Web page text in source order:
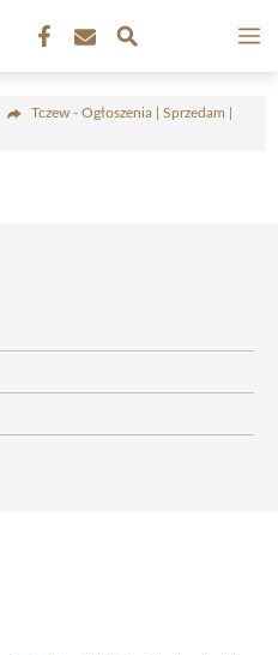
Tczew - Ogłoszenia | Sprzedam |